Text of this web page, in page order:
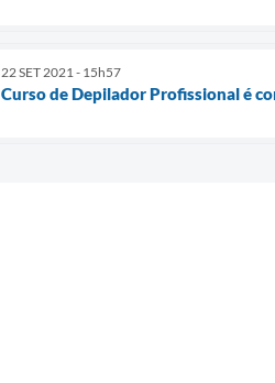
22 SET 2021 - 15h57
Curso de Depilador Profissional é